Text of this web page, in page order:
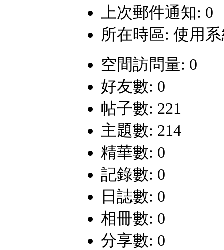
上次郵件通知: 0
所在時區: 使用
空間訪問量: 0
好友數: 0
帖子數: 221
主題數: 214
精華數: 0
記錄數: 0
日誌數: 0
相冊數: 0
分享數: 0